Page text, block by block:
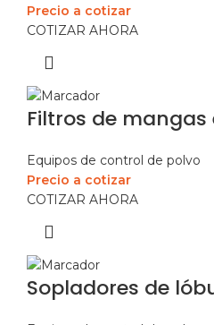
Precio a cotizar
COTIZAR AHORA
Filtros de
Equipos de control de polvo
Precio a cotizar
COTIZAR AHORA
Sopladores de